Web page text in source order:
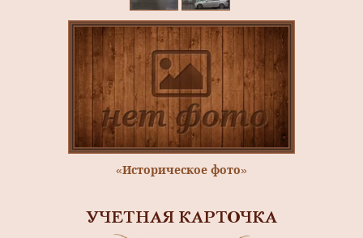
«Историческое фото»
УЧЕТНАЯ КАРТОЧКА